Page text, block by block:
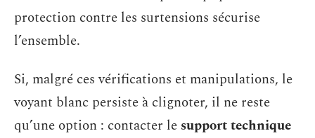
protection contre les surtensions sécurise
l’ensemble.
Si, malgré ces vérifications et manipulations, le
voyant blanc persiste à clignoter, il ne reste
qu’une option : contacter le support technique